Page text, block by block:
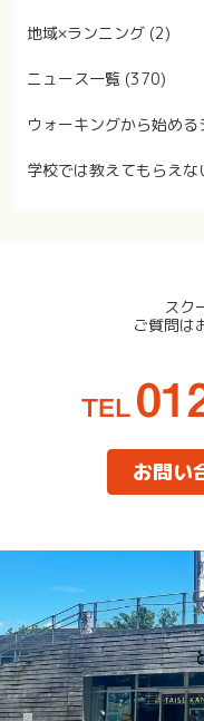
地域×ランニング(2)
ニュース一覧 (370)
ウォーキングから始め
学校では教えてもらえ
スク
ご質問は
お問い